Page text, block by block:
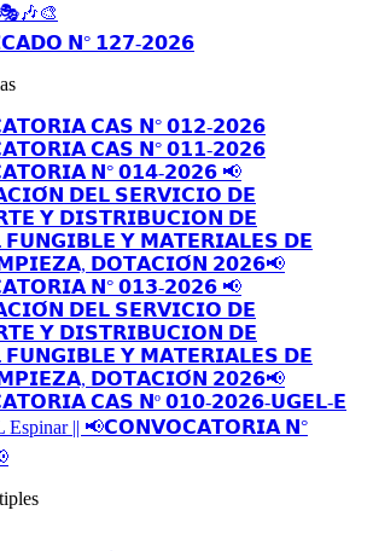
𝗡° 𝟭𝟮𝟳-𝟮𝟬𝟮𝟲
𝗖𝗔𝗦 𝗡° 𝟬𝟭𝟮-𝟮𝟬𝟮𝟲
𝗖𝗔𝗦 𝗡° 𝟬𝟭𝟭-𝟮𝟬𝟮𝟲
𝗡° 𝟬𝟭𝟰-𝟮𝟬𝟮𝟲 📢
𝗗𝗘𝗟 𝗦𝗘𝗥𝗩𝗜𝗖𝗜𝗢 𝗗𝗘
𝗬 𝗗𝗜𝗦𝗧𝗥𝗜𝗕𝗨𝗖𝗜𝗢𝗡 𝗗𝗘
𝗙𝗨𝗡𝗚𝗜𝗕𝗟𝗘 𝗬 𝗠𝗔𝗧𝗘𝗥𝗜𝗔𝗟𝗘𝗦 𝗗𝗘
𝗗𝗢𝗧𝗔𝗖𝗜𝗢́𝗡 𝟮𝟬𝟮𝟲📢
𝗡° 𝟬𝟭𝟯-𝟮𝟬𝟮𝟲 📢
𝗗𝗘𝗟 𝗦𝗘𝗥𝗩𝗜𝗖𝗜𝗢 𝗗𝗘
𝗬 𝗗𝗜𝗦𝗧𝗥𝗜𝗕𝗨𝗖𝗜𝗢𝗡 𝗗𝗘
𝗙𝗨𝗡𝗚𝗜𝗕𝗟𝗘 𝗬 𝗠𝗔𝗧𝗘𝗥𝗜𝗔𝗟𝗘𝗦 𝗗𝗘
𝗗𝗢𝗧𝗔𝗖𝗜𝗢́𝗡 𝟮𝟬𝟮𝟲📢
𝗖𝗔𝗦 𝗡º 𝟬𝟭𝟬-𝟮𝟬𝟮𝟲-𝗨𝗚𝗘𝗟-𝗘
Espinar || 📢𝗖𝗢𝗡𝗩𝗢𝗖𝗔𝗧𝗢𝗥𝗜𝗔 𝗡°